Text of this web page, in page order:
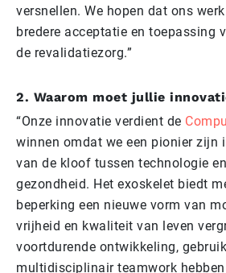
versnellen. We hopen dat ons
bredere acceptatie en toepassing
de revalidatiezorg.”
2. Waarom moet jullie
“Onze innovatie verdient de
winnen omdat we een pionier zijn
van de kloof tussen technologie
gezondheid. Het exoskelet biedt
beperking een nieuwe vorm van
vrijheid en kwaliteit van leven
voortdurende ontwikkeling,
multidisciplinair teamwork hebben